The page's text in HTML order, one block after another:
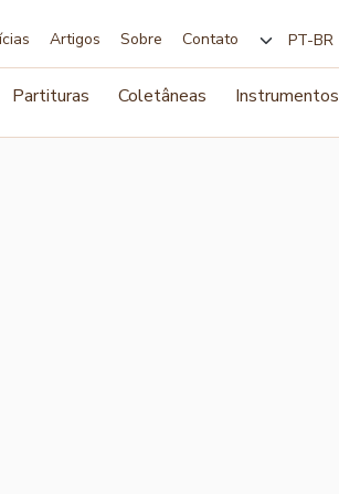
Artigos Sobre Contato
Partituras Coletâneas Instrumentos